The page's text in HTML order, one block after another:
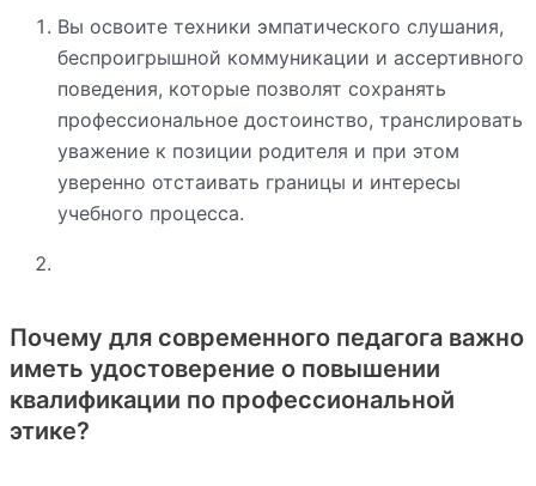
Вы освоите техники эмпатического слушания,
беспроигрышной коммуникации и ассертивного
поведения, которые позволят сохранять
профессиональное достоинство, транслировать
уважение к позиции родителя и при этом
уверенно отстаивать границы и интересы
учебного процесса.
Почему для современного педагога важно
иметь удостоверение о повышении
квалификации по профессиональной
этике?